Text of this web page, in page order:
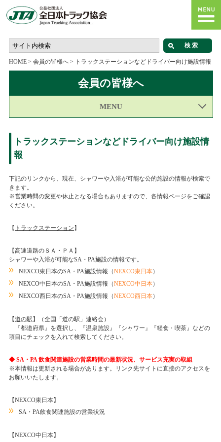
HOME> 会員の皆様へ> トラックステーションなどドライバー向け施設情報
会員の皆様へ
MENU
トラックステーションなどドライバー向け施設情
報
下記のリンクから、現在、シャワーや入浴が可能な公的施設の情報が検索で
きます。
※営業時間の変更や休止となる場合もありますので、各情報ページをご確認
ください。
【 トラックステーション 】
【高速道路のＳＡ・ＰＡ】
シャワーや入浴が可能なSA・PA施設の情報です。
NEXCO東日本のSA・PA施設情報 （NEXCO東日本）
NEXCO中日本のSA・PA施設情報 （NEXCO中日本）
NEXCO西日本のSA・PA施設情報 （NEXCO西日本）
【道の駅 】（全国「道の駅」連絡会）
『都道府県』を選択し、『温泉施設』『シャワー』『軽食・喫茶』などの
項目にチェックを入れて検索してください。
◆ SA・PA 飲食関連施設の営業時間の最新状況、サービス充実の取組
※本情報は更新される場合があります。リンク先サイトに直接のアクセスを
お願いいたします。
【NEXCO東日本】
SA・PA飲食関連施設の営業状況
【NEXCO中日本】